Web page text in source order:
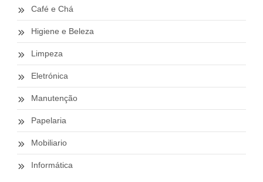
Café e Chá
Higiene e Beleza
Limpeza
Eletrónica
Manutenção
Papelaria
Mobiliario
Informática